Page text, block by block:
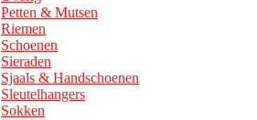
Petten & Mutsen
Riemen
Schoenen
Sieraden
Sjaals & Handschoenen
Sleutelhangers
Sokken